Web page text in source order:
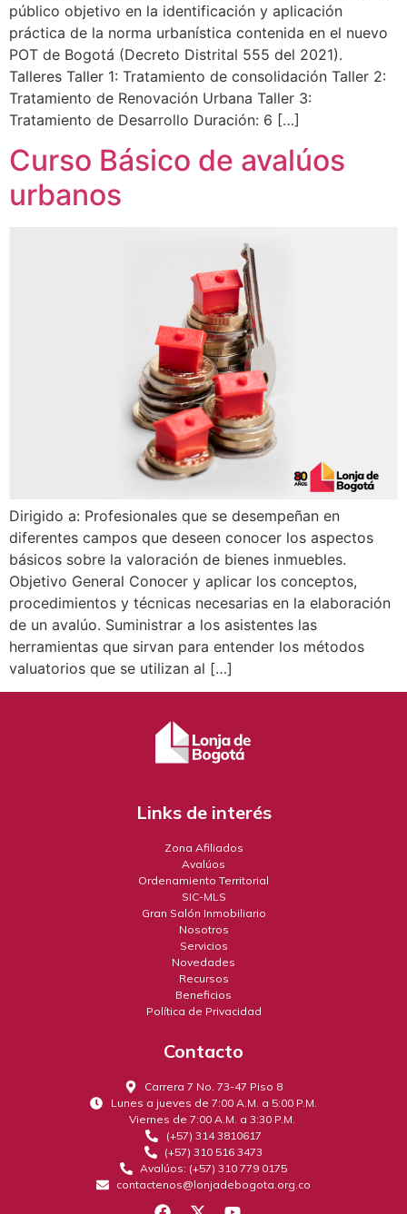
público objetivo en la identificación y aplicación
práctica de la norma urbanística contenida en el nuevo
POT de Bogotá (Decreto Distrital 555 del 2021).
Talleres Taller 1: Tratamiento de consolidación Taller 2:
Tratamiento de Renovación Urbana Taller 3:
Tratamiento de Desarrollo Duración: 6 […]
Curso Básico de avalúos
urbanos
Dirigido a: Profesionales que se desempeñan en
diferentes campos que deseen conocer los aspectos
básicos sobre la valoración de bienes inmuebles.
Objetivo General Conocer y aplicar los conceptos,
procedimientos y técnicas necesarias en la elaboración
de un avalúo. Suministrar a los asistentes las
herramientas que sirvan para entender los métodos
valuatorios que se utilizan al […]
Links de interés
Zona Afiliados
Avalúos
Ordenamiento Territorial
SIC-MLS
Gran Salón Inmobiliario
Nosotros
Servicios
Novedades
Recursos
Beneficios
Política de Privacidad
Contacto
Carrera 7 No. 73-47 Piso 8
Lunes a jueves de 7:00 A.M. a 5:00 P.M.
Viernes de 7:00 A.M. a 3:30 P.M.
(+57) 314 3810617
(+57) 310 516 3473
Avalúos: (+57) 310 779 0175
contactenos@lonjadebogota.org.co